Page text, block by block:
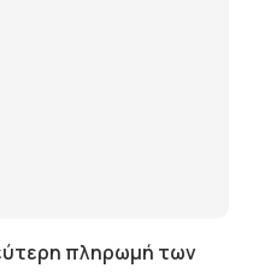
πληρωμή των